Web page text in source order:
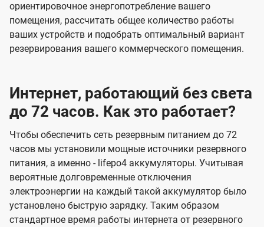
ориентировочное энергопотребление вашего
помещения, рассчитать общее количество работы
ваших устройств и подобрать оптимальный вариант
резервирования вашего коммерческого помещения.
Интернет, работающий без света
до 72 часов. Как это работает?
Чтобы обеспечить сеть резервным питанием до 72
часов мы установили мощные источники резервного
питания, а именно - lifepo4 аккумуляторы. Учитывая
вероятные долговременные отключения
электроэнергии на каждый такой аккумулятор было
установлено быструю зарядку. Таким образом
стандартное время работы интернета от резервного